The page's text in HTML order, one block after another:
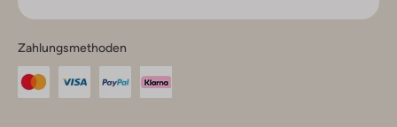
Zahlungsmethoden